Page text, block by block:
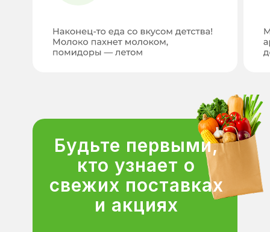
Будьте первыми,
кто узнает о
свежих поставках
и акциях